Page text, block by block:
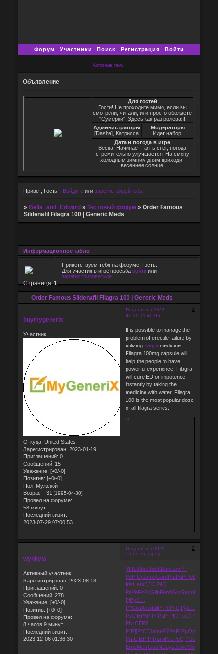
Форум Участники Поиск Регистрация Войти
Активные темы
Объявление
Для гостей
Гости! Не проходите мимо, если вы
смотрели, читали, или просто обожаете
"Сумерки"! Здесь как раз ролевая!
Администраторы
[Dasha], Катрисса
Модераторы
Идет набор!
Дата и погода в игре
Весна. Начинает таять снег, погода
стремительно улучшается. На смену
холодным зимним дням приходит
весеннее солнце.
Привет, Гость! Войдите илизарегистрируйтесь
» Bella_and_Edward » Тестовый форум » Order Famous
Sildenafil Filagra 100 | Generic Meds
Информационное табло
Приветствуем тебя на форуме, Гость.
Для участия в игре просьба войтиили
зарегистрироваться.
Order Famous Sildenafil Filagra 100 | Generic Meds
Страница:1
Поделиться 1
2023-
01-30 11:40:06
buymygenerix
Участник
Откуда: United States
Зарегистрирован: 2023-01-19
Приглашений: 0
Сообщений: 15
Уважение: [+0/-0]
Позитив: [+0/-0]
Пол: Мужской
Возраст: 31 [1995-04-30]
Провел на форуме:
58 минут
Последний визит:
2023-07-29 07:00:53
It is possible to manage the
problem of erectile failure by
utilizing filagramedicine.
Filagra 100mg capsule will
help the people to have
powerful experience. Filagra
will cure ED or impotence
instantly by taking the
medicine with water. Filagra
100 is the most popular dose
of all filagra series.
0
Поделиться 2
2023-
12-05 21:13:52
wynkyla
Активный участник
Зарегистрирован: 2023-08-13
Приглашений: 0
Сообщений: 278
Уважение: [+0/-0]
Позитив: [+0/-0]
Провел на форуме:
8 часов 9 минут
Последний визит:
2023-12-06 01:36:30
VIII134BettBettDaniLoviР–
РёРІС‹JameGordРњРѕРіРёLitt
IrisHenrСЃС‚РёС…
РќРёРєРѕGilbPenhGlisRecoР·Р°РїРѕ
РјРµС…
Р°SalaAntoLiliРҐРёР»С‚ РўС…
РѕСЂРђРІРґРµР°РІС‚РѕСѓРїСЂР°
Р№СЃРЅ
Р”Р¶Р°СЃJameРЎРѕРґРµOppo
РљСЂР°РІRumiРљРёС‚Р°Joha
ErneMerrGooNDaysJeweMove